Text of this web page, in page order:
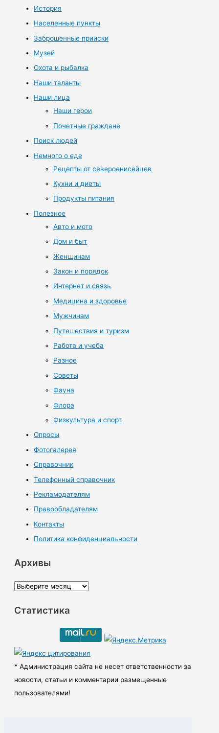
История
Населенные пункты
Заброшенные прииски
Музей
Охота и рыбалка
Наши таланты
Наши лица
Наши герои
Почетные граждане
Поиск людей
Немного о еде
Рецепты от североенисейцев
Кухни и диеты
Продукты питания
Полезное
Авто и мото
Дом и быт
Женщинам
Закон и порядок
Интернет и связь
Медицина и здоровье
Мужчинам
Путешествия и туризм
Работа и учеба
Разное
Советы
Фауна
Флора
Физкультура и спорт
Опросы
Фотогалерея
Справочник
Телефонный справочник
Рекламодателям
Правообладателям
Контакты
Политика конфиденциальности
Архивы
А
х
ы
Статистика
* Администрация сайта не несет ответственности за
новости, статьи и комментарии размещенные
пользователями!